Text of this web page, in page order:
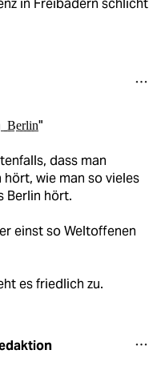
in Freibädern schlicht
̲B̲e̲r̲l̲i̲n̲"
dass man
wie man so vieles
Berlin hört.
einst so Weltoffenen
es friedlich zu.